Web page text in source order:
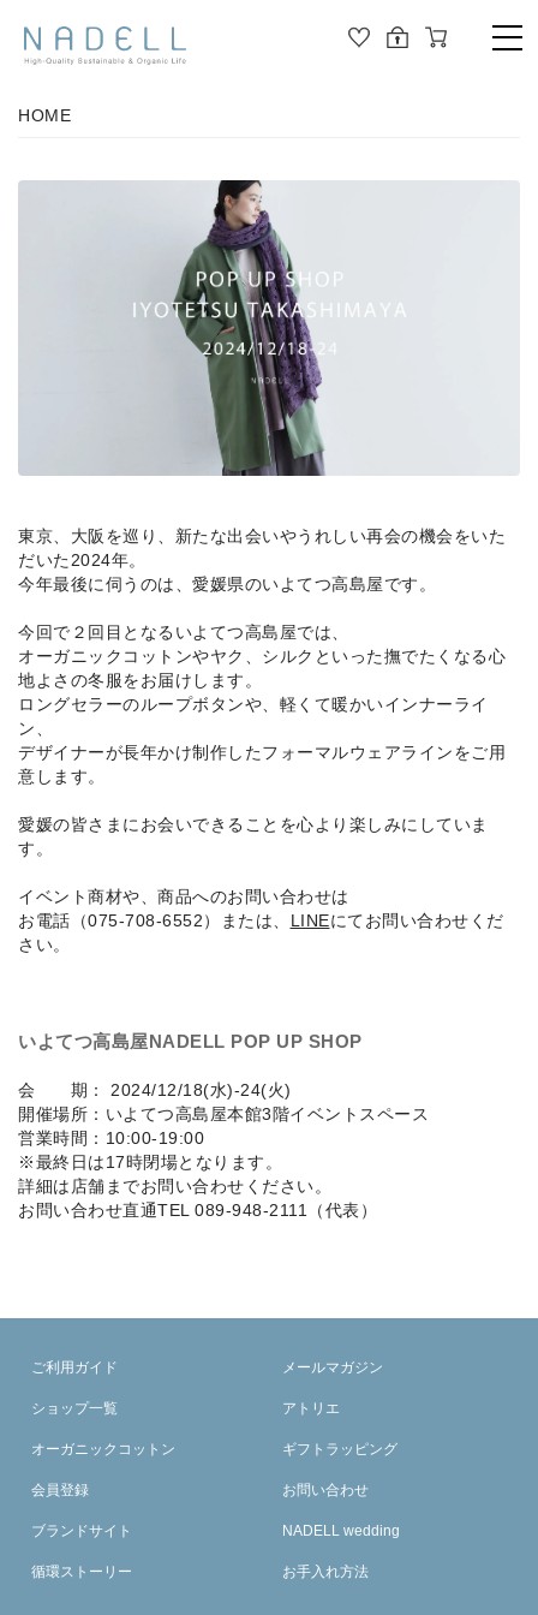
TOP
CUT&SEWN
SHIRT / BLOUSE
SKIRT
GOODS
FORMAL
ORGANIC COTTON
HOME
東京、大阪を巡り、新たな出会いやうれしい再会の機会をいた
だいた2024年。
今年最後に伺うのは、愛媛県のいよてつ高島屋です。
今回で２回目となるいよてつ高島屋では、
オーガニックコットンやヤク、シルクといった撫でたくなる心
地よさの冬服をお届けします。
ロングセラーのループボタンや、軽くて暖かいインナーライ
ン、
デザイナーが長年かけ制作したフォーマルウェアラインをご用
意します。
愛媛の皆さまにお会いできることを心より楽しみにしていま
す。
イベント商材や、商品へのお問い合わせは
お電話（075-708-6552）または、 LINEにてお問い合わせくだ
さい。
いよてつ高島屋NADELL POP UP SHOP
会 期： 2024/12/18(水)-24(火)
開催場所：いよてつ高島屋本館3階イベントスペース
営業時間：10:00-19:00
※最終日は17時閉場となります。
詳細は店舗までお問い合わせください。
お問い合わせ直通TEL 089-948-2111（代表）
ご利用ガイド
ショップ一覧
オーガニックコットン
会員登録
ブランドサイト
循環ストーリー
メールマガジン
アトリエ
ギフトラッピング
お問い合わせ
NADELL wedding
お手入れ方法